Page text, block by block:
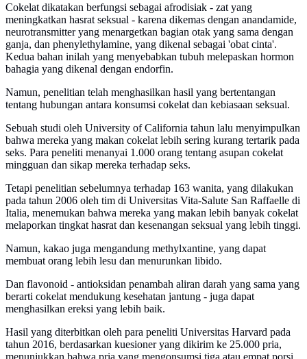
Cokelat dikatakan berfungsi sebagai afrodisiak - zat yang
meningkatkan hasrat seksual - karena dikemas dengan anandamide,
neurotransmitter yang menargetkan bagian otak yang sama dengan
ganja, dan phenylethylamine, yang dikenal sebagai 'obat cinta'.
Kedua bahan inilah yang menyebabkan tubuh melepaskan hormon
bahagia yang dikenal dengan endorfin.
Namun, penelitian telah menghasilkan hasil yang bertentangan
tentang hubungan antara konsumsi cokelat dan kebiasaan seksual.
Sebuah studi oleh University of California tahun lalu menyimpulkan
bahwa mereka yang makan cokelat lebih sering kurang tertarik pada
seks. Para peneliti menanyai 1.000 orang tentang asupan cokelat
mingguan dan sikap mereka terhadap seks.
Tetapi penelitian sebelumnya terhadap 163 wanita, yang dilakukan
pada tahun 2006 oleh tim di Universitas Vita-Salute San Raffaelle di
Italia, menemukan bahwa mereka yang makan lebih banyak cokelat
melaporkan tingkat hasrat dan kesenangan seksual yang lebih tinggi.
Namun, kakao juga mengandung methylxantine, yang dapat
membuat orang lebih lesu dan menurunkan libido.
Dan flavonoid - antioksidan penambah aliran darah yang sama yang
berarti cokelat mendukung kesehatan jantung - juga dapat
menghasilkan ereksi yang lebih baik.
Hasil yang diterbitkan oleh para peneliti Universitas Harvard pada
tahun 2016, berdasarkan kuesioner yang dikirim ke 25.000 pria,
menunjukkan bahwa pria yang mengonsumsi tiga atau empat porsi